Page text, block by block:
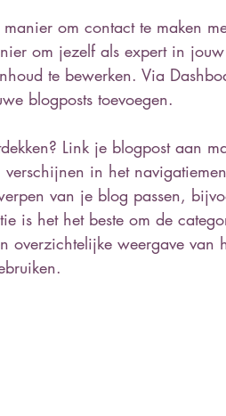
om contact te maken
om jezelf als expert in
te bewerken. Via
blogposts toevoegen.
Link je blogpost aan
in het
van je blog passen,
is het het beste om de
overzichtelijke weergave van